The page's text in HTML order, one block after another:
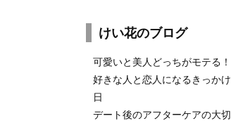
けい花のブログ
可愛いと美人どっちがモテる！
好きな人と恋人になるきっかけ
日
デート後のアフターケアの大切